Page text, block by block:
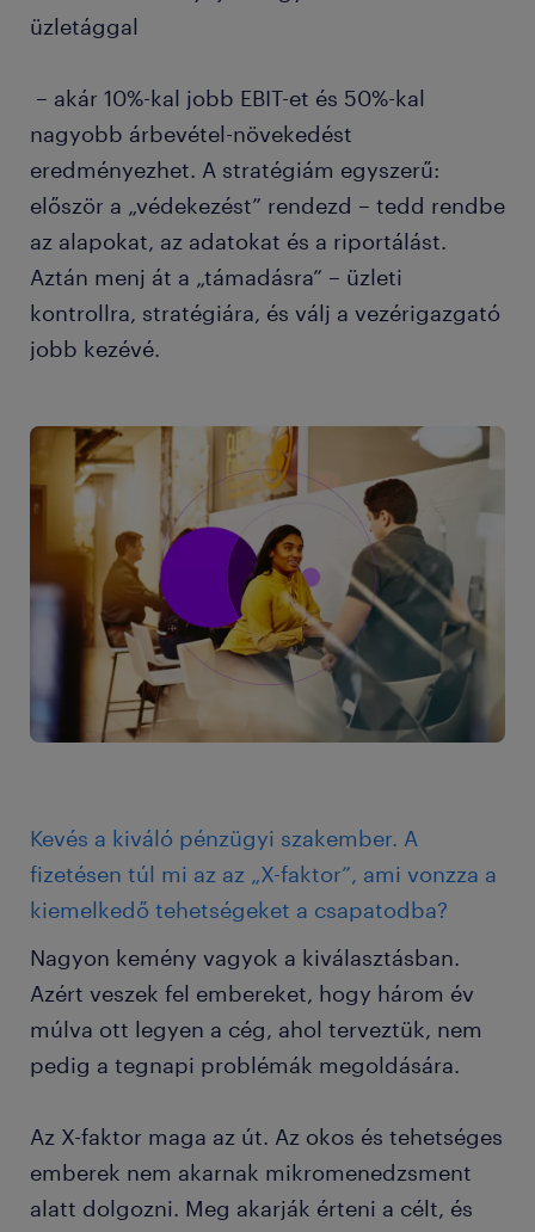
üzletággal
– akár 10%-kal jobb EBIT-et és 50%-kal
nagyobb árbevétel-növekedést
eredményezhet. A stratégiám egyszerű:
először a „védekezést” rendezd – tedd rendbe
az alapokat, az adatokat és a riportálást.
Aztán menj át a „támadásra” – üzleti
kontrollra, stratégiára, és válj a vezérigazgató
jobb kezévé.
Kevés a kiváló pénzügyi szakember. A
fizetésen túl mi az az „X-faktor”, ami vonzza a
kiemelkedő tehetségeket a csapatodba?
Nagyon kemény vagyok a kiválasztásban.
Azért veszek fel embereket, hogy három év
múlva ott legyen a cég, ahol terveztük, nem
pedig a tegnapi problémák megoldására.
Az X-faktor maga az út. Az okos és tehetséges
emberek nem akarnak mikromenedzsment
alatt dolgozni. Meg akarják érteni a célt, és